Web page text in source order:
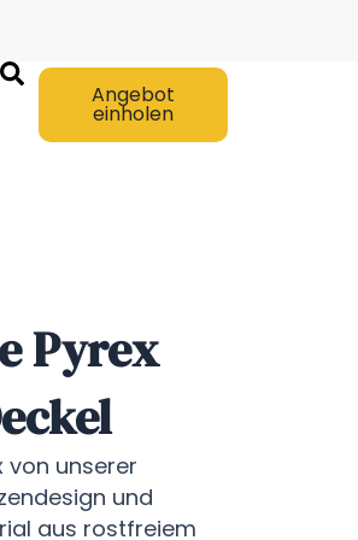
Angebot
einholen
Pyrex
von unserer
und
aus rostfreiem